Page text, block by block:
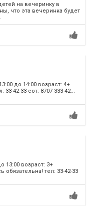
на вечеринку в
что эта вечеринка будет
до 14:00 возраст: 4+
42-33 сот: 8707 333 42...
13:00 возраст: 3+
обязательна! тел: 33-42-33